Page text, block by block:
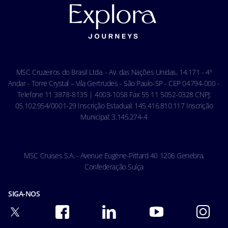
Ocean Cay MSC Marine Reserve
Termos e Condições Gerais - Online
Condições Gerais do Seguro Viagem
Carta de Direitos dos Passageiros
Condições gerais de transporte
MSC Cruzeiros do Brasil Ltda. - Av. das Nações Unidas, 14.171 - 4º
Andar - Torre Crystal – Vila Gertrudes - São Paulo-SP - CEP 04794-000 -
Telefone 11 3878-8135 | 4003-1058 Fax 55 11 5052-0328 CNPJ:
05.102.954/0001-29 Inscrição Estadual: 145.416.810.117 Inscrição
Municipal: 3.145.274-4
MSC Cruises S.A. - Avenue Eugène-Pittard 40 1206 Genebra,
Confederação Suíça
SIGA-NOS